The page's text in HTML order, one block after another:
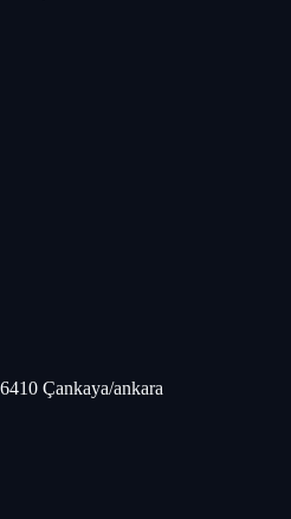
Çankaya/ankara